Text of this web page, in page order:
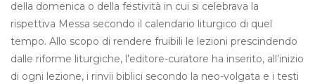
della domenica o della festività in cui si celebrava la
rispettiva Messa secondo il calendario liturgico di quel
tempo. Allo scopo di rendere fruibili le lezioni prescindendo
dalle riforme liturgiche, l’editore-curatore ha inserito, all’inizio
di ogni lezione, i rinvii biblici secondo la neo-volgata e i testi